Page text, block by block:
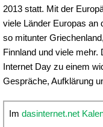
2013 statt. Mit der
viele Länder Europas an
so mitunter
Finnland und viele mehr.
Internet Day zu einem
Gespräche, Aufklärung
Im dasinternet.net